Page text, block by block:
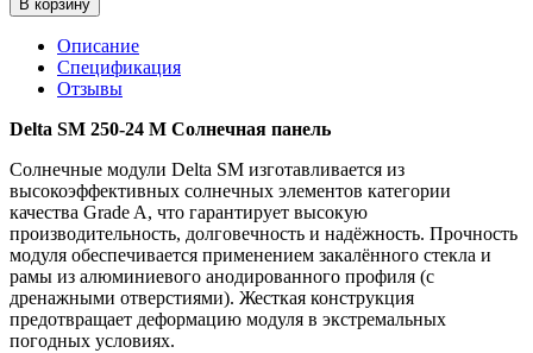
В корзину
Описание
Спецификация
Отзывы
Delta SM 250-24 M Солнечная панель
Солнечные модули Delta SM изготавливается из
высокоэффективных солнечных элементов категории
качества Grade A, что гарантирует высокую
производительность, долговечность и надёжность. Прочность
модуля обеспечивается применением закалённого стекла и
рамы из алюминиевого анодированного профиля (с
дренажными отверстиями). Жесткая конструкция
предотвращает деформацию модуля в экстремальных
погодных условиях.